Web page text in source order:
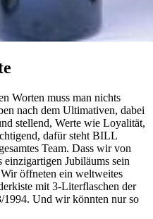
Worten muss man nichts
nach dem Ultimativen, dabei
stellend, Werte wie Loyalität,
dafür steht BILL
Team. Dass wir von
Jubiläums sein
öffneten ein weltweites
mit 3-Literflaschen der
1994. Und wir könnten nur so